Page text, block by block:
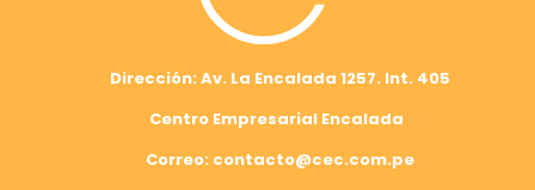
Dirección: Av. La Encalada 1257. Int. 405
Centro Empresarial Encalada
Correo: contacto@cec.com.pe